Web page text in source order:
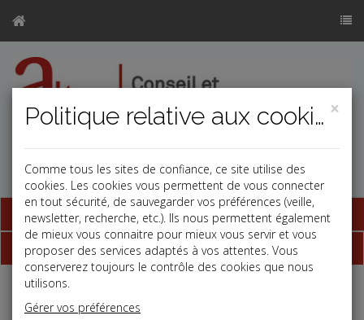
Base documentaire
Dépêches
Liste des dernières dépêches
×
Politique relative aux cookies
Comme tous les sites de confiance, ce site utilise des
cookies. Les cookies vous permettent de vous connecter
en tout sécurité, de sauvegarder vos préférences (veille,
newsletter, recherche, etc.). Ils nous permettent également
de mieux vous connaitre pour mieux vous servir et vous
proposer des services adaptés à vos attentes. Vous
conserverez toujours le contrôle des cookies que nous
utilisons.
Gérer vos préférences